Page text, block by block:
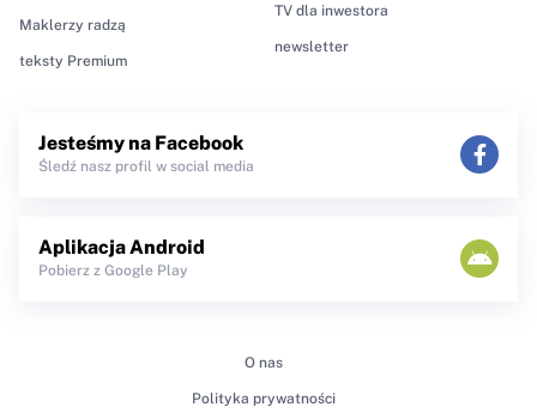
Maklerzy radzą
teksty Premium
TV dla inwestora
newsletter
Jesteśmy na Facebook
Śledź nasz profil w social media
Aplikacja Android
Pobierz z Google Play
O nas
Polityka prywatności